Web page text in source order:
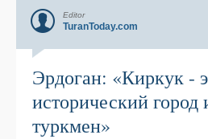
Editor
TuranToday.com
Эрдоган: «Киркук -
исторический город
туркмен»